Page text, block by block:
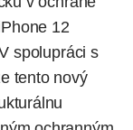
12
spolupráci s
tento nový